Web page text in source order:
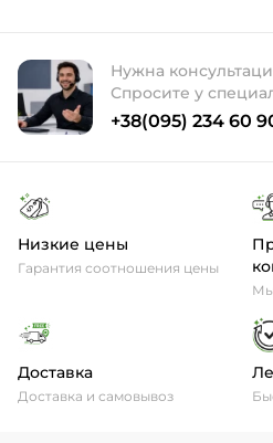
Нужна
Спросите у
+38(095) 234 60
Низкие цены
Гарантия соотношения цены
Доставка
Доставка и самовывоз